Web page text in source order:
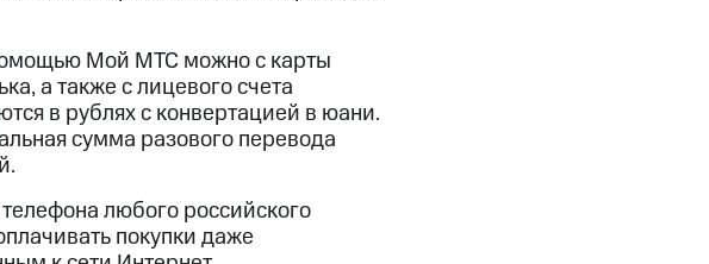
Мой МТС можно с карты
а также с лицевого счета
в рублях с конвертацией в юани.
сумма разового перевода
любого российского
покупки даже